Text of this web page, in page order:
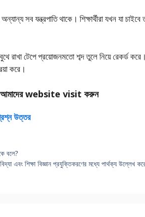
সব যন্ত্রপাতি থাকে। শিক্ষার্থীরা যখন যা
রাখা টেপে প্রয়ােজনমতাে শব্দ তুলে নিয়ে রেকর্ড
করে।
website visit করুন
উত্তর
বলে?
এবং শিক্ষা বিজ্ঞান প্রযুক্তিকরণের মধ্যে পার্থক্য উল্লেখ